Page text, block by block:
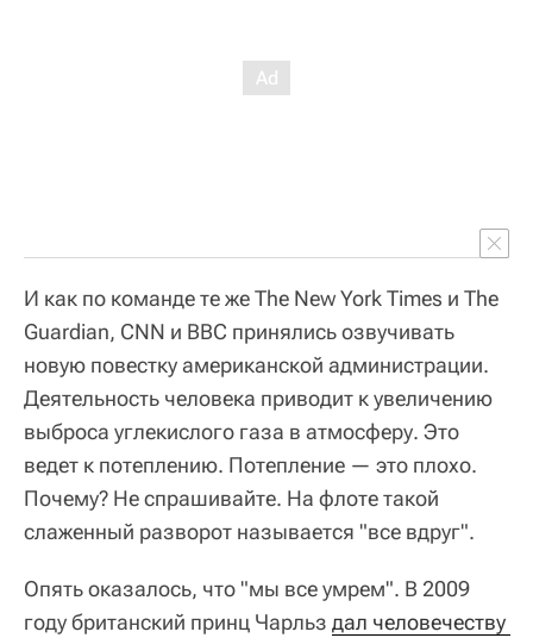
И как по команде те же The New York Times и The
Guardian, CNN и BBC принялись озвучивать
новую повестку американской администрации.
Деятельность человека приводит к увеличению
выброса углекислого газа в атмосферу. Это
ведет к потеплению. Потепление — это плохо.
Почему? Не спрашивайте. На флоте такой
слаженный разворот называется "все вдруг".
Опять оказалось, что "мы все умрем". В 2009
году британский принц Чарльз дал человечеству